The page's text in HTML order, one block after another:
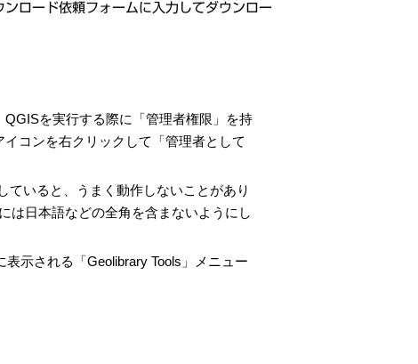
ンロード依頼フォームに入力してダウンロー
を実行する際に「管理者権限」を持
コンを右クリックして「管理者として
いると、うまく動作しないことがあり
は日本語などの全角を含まないようにし
示される「Geolibrary Tools」メニュー